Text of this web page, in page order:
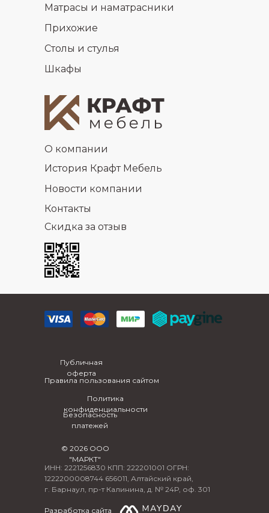
Матрасы и наматрасники
Прихожие
Столы и стулья
Шкафы
О компании
История Крафт Мебель
Новости компании
Контакты
Скидка за отзыв
Публичная
оферта
Правила пользования сайтом
Политика
конфиденциальности
Безопасность
платежей
© 2026 ООО
"МАРКТ"
ИНН: 2221256830 КПП: 222201001 ОГРН:
1222200008744 656011, Алтайский край,
г. Барнаул, пр-т Калинина, д. № 24Р, оф. 301
Разработка сайта